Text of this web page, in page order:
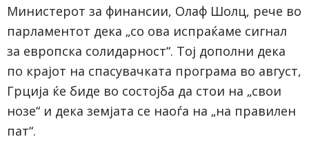
Министерот за финансии, Олаф Шолц, рече во
парламентот дека „со ова испраќаме сигнал
за европска солидарност“. Тој дополни дека
по крајот на спасувачката програма во август,
Грција ќе биде во состојба да стои на „свои
нозе“ и дека земјата се наоѓа на „на правилен
пат“.